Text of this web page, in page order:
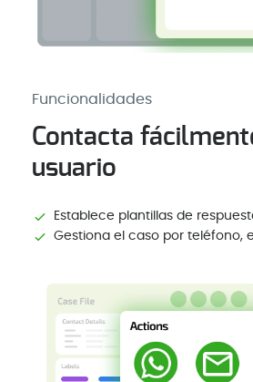
Funcionalidades
Contacta
usuario
Establece plantillas de
Gestiona el caso por teléfono,